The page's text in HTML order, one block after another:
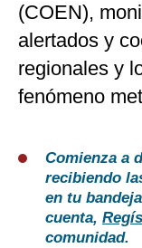
(COEN),
alertados y
regionales y
fenómeno
Comienza a
recibiendo
en tu
cuenta,
comunidad.